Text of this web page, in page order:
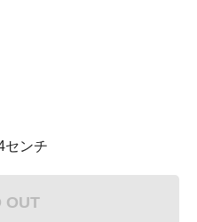
ンチ
OUT